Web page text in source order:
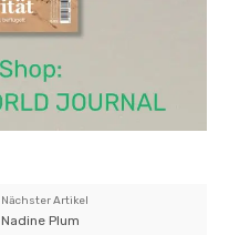
Nächster Artikel
Nadine Plum